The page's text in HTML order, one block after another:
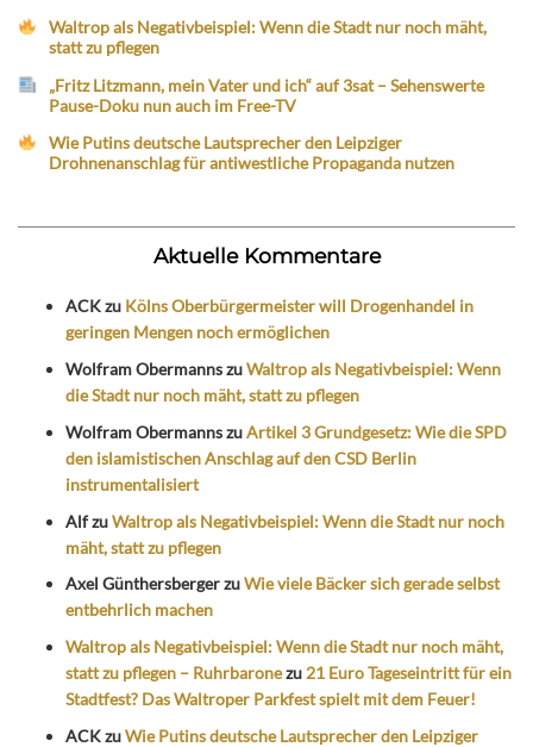
Waltrop als Negativbeispiel: Wenn die Stadt nur noch mäht,
statt zu pflegen
„Fritz Litzmann, mein Vater und ich“ auf 3sat – Sehenswerte
Pause-Doku nun auch im Free-TV
Wie Putins deutsche Lautsprecher den Leipziger
Drohnenanschlag für antiwestliche Propaganda nutzen
Aktuelle Kommentare
ACKzu Kölns Oberbürgermeister will Drogenhandel in
geringen Mengen noch ermöglichen
Wolfram ObermannszuWaltrop als Negativbeispiel: Wenn
die Stadt nur noch mäht, statt zu pflegen
Wolfram ObermannszuArtikel 3 Grundgesetz: Wie die SPD
den islamistischen Anschlag auf den CSD Berlin
instrumentalisiert
AlfzuWaltrop als Negativbeispiel: Wenn die Stadt nur noch
mäht, statt zu pflegen
Axel GünthersbergerzuWie viele Bäcker sich gerade selbst
entbehrlich machen
Waltrop als Negativbeispiel: Wenn die Stadt nur noch mäht,
statt zu pflegen – Ruhrbaronezu 21 Euro Tageseintritt für ein
Stadtfest? Das Waltroper Parkfest spielt mit dem Feuer!
ACKzuWie Putins deutsche Lautsprecher den Leipziger